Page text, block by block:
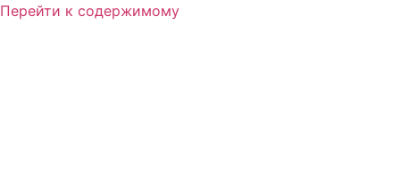
Перейти к содержимому